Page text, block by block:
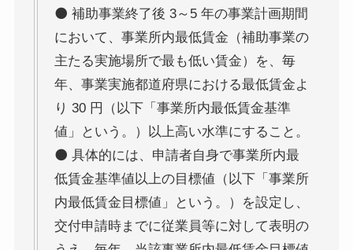
⚫ 補助事業終了後 3～5 年の事業計画期間
において、事業所内最低賃金（補助事業の
主たる実施場所で最も低い賃金）を、毎
年、事業実施都道府県における最低賃金よ
り 30 円（以下「事業所内最低賃金基準
値」という。）以上高い水準にすること。
⚫ 具体的には、申請者自身で事業所内最
低賃金基準値以上の目標値（以下「事業所
内最低賃金目標値」という。）を設定し、
交付申請時までに従業員等に対して表明の